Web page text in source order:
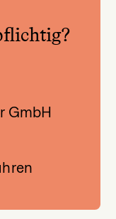
GmbH